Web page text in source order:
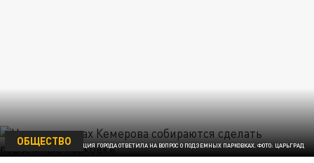
АДМИНИСТРАЦИЯ ГОРОДА ОТВЕТИЛА НА ВОПРОС О ПОДЗЕМНЫХ ПАРКОВКАХ. ФОТО: ЦАРЬГРАД
ОБЩЕСТВО